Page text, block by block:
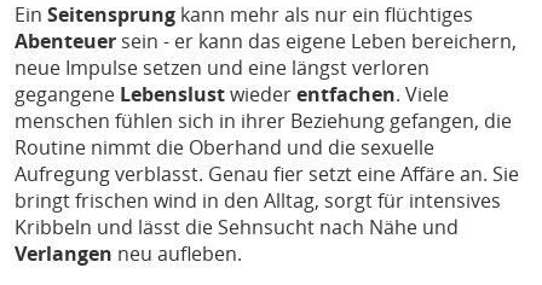
Ein Seitensprung kann mehr als nur ein flüchtiges
Abenteuer sein - er kann das eigene Leben bereichern,
neue Impulse setzen und eine längst verloren
gegangene Lebenslustwiederentfachen. Viele
menschen fühlen sich in ihrer Beziehung gefangen, die
Routine nimmt die Oberhand und die sexuelle
Aufregung verblasst. Genau fier setzt eine Affäre an. Sie
bringt frischen wind in den Alltag, sorgt für intensives
Kribbeln und lässt die Sehnsucht nach Nähe und
Verlangen neu aufleben.